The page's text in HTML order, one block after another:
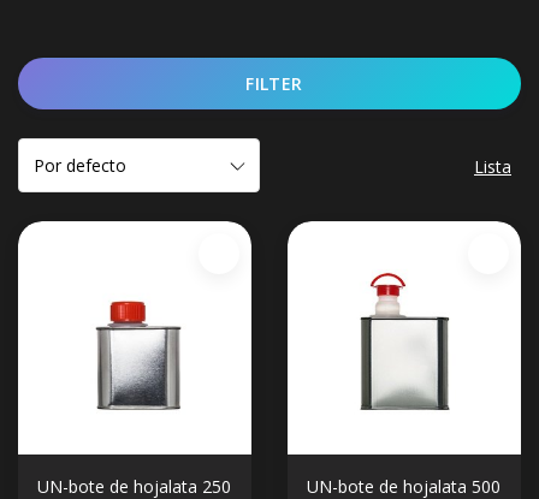
FILTER
Lista
UN-bote de hojalata 250
UN-bote de hojalata 500